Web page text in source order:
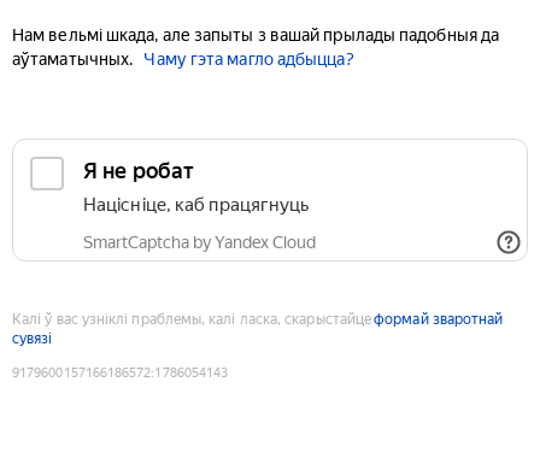
Нам вельмі шкада, але запыты з вашай прылады падобныя да
аўтаматычных.
Чаму гэта магло адбыцца?
Я не робат
Націсніце, каб працягнуць
SmartCaptcha by Yandex Cloud
Калі ў вас узніклі праблемы, калі ласка, скарыстайцеформай зваротнай
сувязі
9179600157166186572:1786054143